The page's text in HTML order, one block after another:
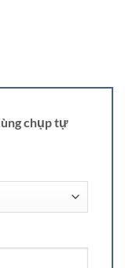
chụp tự